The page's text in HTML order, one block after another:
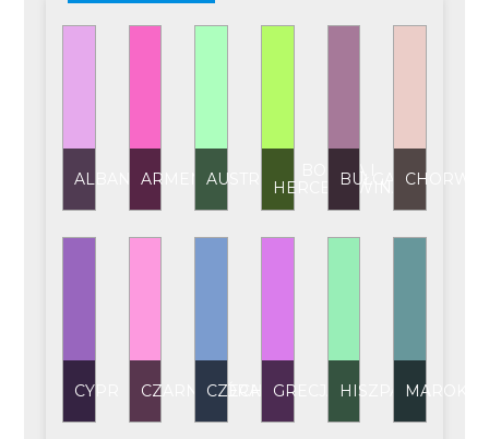
ALBANIAARMENIAAUSTRIA
BOŚNIA I
HERCEGOWINA
BUŁGARIA
CYPR CZARNOGÓRA
CZECHY GRECJA HISZPANIAMAROKO